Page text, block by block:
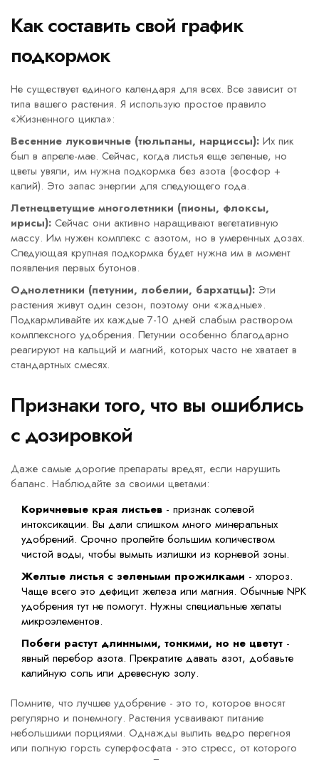
Как составить свой график
подкормок
Не существует единого календаря для всех. Все зависит от
типа вашего растения. Я использую простое правило
«Жизненного цикла»:
Весенние луковичные (тюльпаны, нарциссы): Их пик
был в апреле-мае. Сейчас, когда листья еще зеленые, но
цветы увяли, им нужна подкормка без азота (фосфор +
калий). Это запас энергии для следующего года.
Летнецветущие многолетники (пионы, флоксы,
ирисы): Сейчас они активно наращивают вегетативную
массу. Им нужен комплекс с азотом, но в умеренных дозах.
Следующая крупная подкормка будет нужна им в момент
появления первых бутонов.
Однолетники (петунии, лобелии, бархатцы): Эти
растения живут один сезон, поэтому они «жадные».
Подкармливайте их каждые 7-10 дней слабым раствором
комплексного удобрения. Петунии особенно благодарно
реагируют на кальций и магний, которых часто не хватает в
стандартных смесях.
Признаки того, что вы ошиблись
с дозировкой
Даже самые дорогие препараты вредят, если нарушить
баланс. Наблюдайте за своими цветами:
Коричневые края листьев - признак солевой
интоксикации. Вы дали слишком много минеральных
удобрений. Срочно пролейте большим количеством
чистой воды, чтобы вымыть излишки из корневой зоны.
Желтые листья с зелеными прожилками - хлороз.
Чаще всего это дефицит железа или магния. Обычные NPK
удобрения тут не помогут. Нужны специальные хелаты
микроэлементов.
Побеги растут длинными, тонкими, но не цветут -
явный перебор азота. Прекратите давать азот, добавьте
калийную соль или древесную золу.
Помните, что лучшее удобрение - это то, которое вносят
регулярно и понемногу. Растения усваивают питание
небольшими порциями. Однажды вылить ведро перегноя
или полную горсть суперфосфата - это стресс, от которого